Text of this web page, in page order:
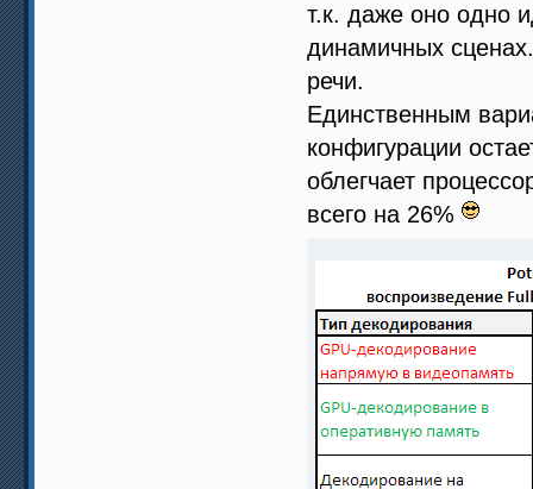
т.к. даже оно одно
динамичных
речи.
Единственным
конфигурации
облегчает
всего на 26%